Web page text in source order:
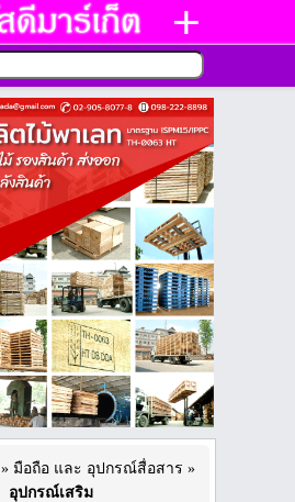
» มือถือ และ อุปกรณ์สื่อสาร »
อุปกรณ์เสริม